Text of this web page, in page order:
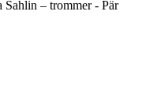
Sahlin – trommer - Pär